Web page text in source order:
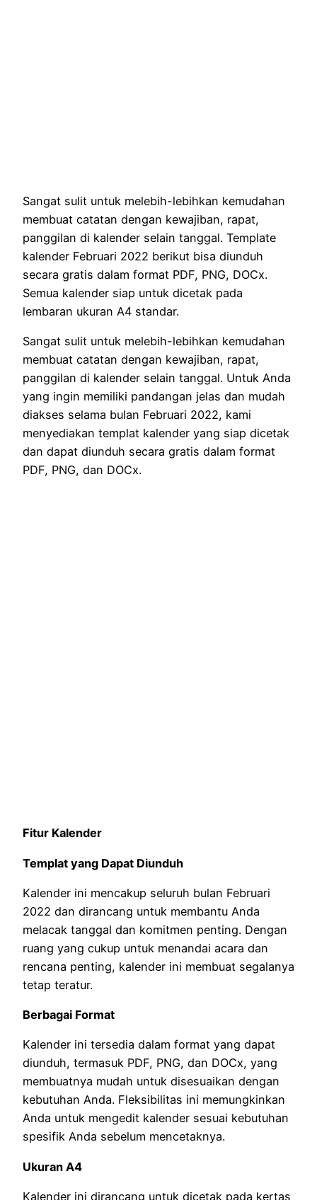
Sangat sulit untuk melebih-lebihkan kemudahan
membuat catatan dengan kewajiban, rapat,
panggilan di kalender selain tanggal. Template
kalender Februari 2022 berikut bisa diunduh
secara gratis dalam format PDF, PNG, DOCx.
Semua kalender siap untuk dicetak pada
lembaran ukuran A4 standar.
Sangat sulit untuk melebih-lebihkan kemudahan
membuat catatan dengan kewajiban, rapat,
panggilan di kalender selain tanggal. Untuk Anda
yang ingin memiliki pandangan jelas dan mudah
diakses selama bulan Februari 2022, kami
menyediakan templat kalender yang siap dicetak
dan dapat diunduh secara gratis dalam format
PDF, PNG, dan DOCx.
Fitur Kalender
Templat yang Dapat Diunduh
Kalender ini mencakup seluruh bulan Februari
2022 dan dirancang untuk membantu Anda
melacak tanggal dan komitmen penting. Dengan
ruang yang cukup untuk menandai acara dan
rencana penting, kalender ini membuat segalanya
tetap teratur.
Berbagai Format
Kalender ini tersedia dalam format yang dapat
diunduh, termasuk PDF, PNG, dan DOCx, yang
membuatnya mudah untuk disesuaikan dengan
kebutuhan Anda. Fleksibilitas ini memungkinkan
Anda untuk mengedit kalender sesuai kebutuhan
spesifik Anda sebelum mencetaknya.
Ukuran A4
Kalender ini dirancang untuk dicetak pada kertas